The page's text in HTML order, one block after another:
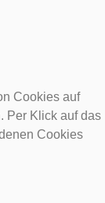
Cookies auf
Per Klick auf das
Cookies